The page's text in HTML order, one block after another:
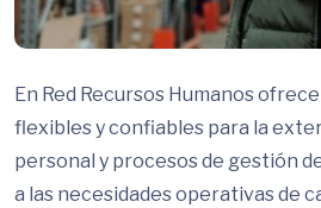
En Red Recursos Humanos
flexibles y confiables para la
personal y procesos de gestión
a las necesidades operativas de